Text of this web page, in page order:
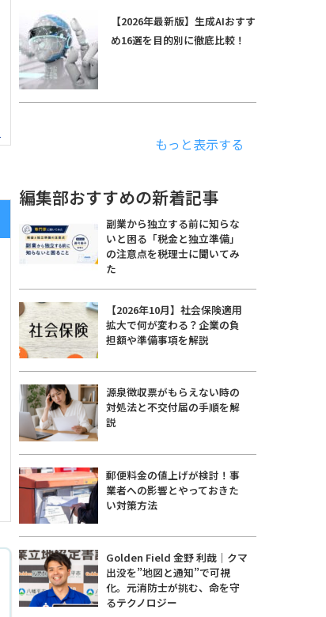
【2026年最新版】生成AIおすす
め16選を目的別に徹底比較！
もっと表示する
編集部おすすめの新着記事
副業から独立する前に知らな
いと困る「税金と独立準備」
の注意点を税理士に聞いてみ
た
【2026年10月】社会保険適用
拡大で何が変わる？企業の負
担額や準備事項を解説
源泉徴収票がもらえない時の
対処法と不交付届の手順を解
説
郵便料金の値上げが検討！事
業者への影響とやっておきた
い対策方法
Golden Field 金野 利哉｜クマ
出没を”地図と通知”で可視
化。元消防士が挑む、命を守
るテクノロジー